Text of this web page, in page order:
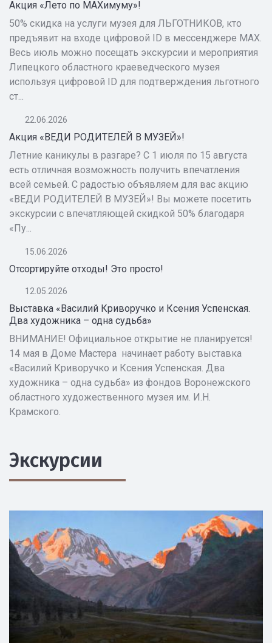
Акция «Лето по MAXимуму»!
50% скидка на услуги музея для ЛЬГОТНИКОВ, кто
предъявит на входе цифровой ID в мессенджере MAX.
Весь июль можно посещать экскурсии и мероприятия
Липецкого областного краеведческого музея
используя цифровой ID для подтверждения льготного
ст...
22.06.2026
Акция «ВЕДИ РОДИТЕЛЕЙ В МУЗЕЙ»!
Летние каникулы в разгаре? С 1 июля по 15 августа
есть отличная возможность получить впечатления
всей семьей. С радостью объявляем для вас акцию
«ВЕДИ РОДИТЕЛЕЙ В МУЗЕЙ»! Вы можете посетить
экскурсии с впечатляющей скидкой 50% благодаря
«Пу...
15.06.2026
Отсортируйте отходы! Это просто!
12.05.2026
Выставка «Василий Криворучко и Ксения Успенская.
Два художника – одна судьба»
ВНИМАНИЕ! Официальное открытие не планируется!
14 мая в Доме Мастера начинает работу выставка
«Василий Криворучко и Ксения Успенская. Два
художника – одна судьба» из фондов Воронежского
областного художественного музея им. И.Н.
Крамского.
Экскурсии